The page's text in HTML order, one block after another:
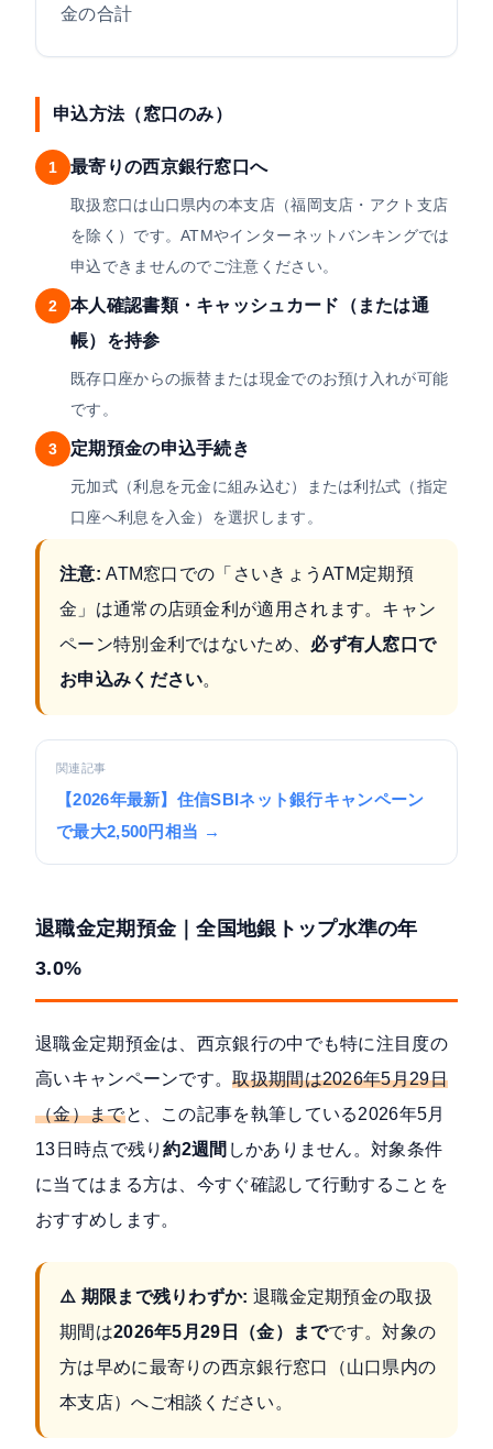
金の合計
申込方法（窓口のみ）
1 最寄りの西京銀行窓口へ
取扱窓口は山口県内の本支店（福岡支店・アクト支店
を除く）です。ATMやインターネットバンキングでは
申込できませんのでご注意ください。
2
本人確認書類・キャッシュカード（または通
帳）を持参
既存口座からの振替または現金でのお預け入れが可能
です。
3 定期預金の申込手続き
元加式（利息を元金に組み込む）または利払式（指定
口座へ利息を入金）を選択します。
注意: ATM窓口での「さいきょうATM定期預
金」は通常の店頭金利が適用されます。キャン
ペーン特別金利ではないため、 必ず有人窓口で
お申込みください。
関連記事
【2026年最新】住信SBIネット銀行キャンペーン
で最大2,500円相当 →
退職金定期預金｜全国地銀トップ水準の年
3.0%
退職金定期預金は、西京銀行の中でも特に注目度の
高いキャンペーンです。取扱期間は2026年5月29日
（金）までと、この記事を執筆している2026年5月
13日時点で残り約2週間 しかありません。対象条件
に当てはまる方は、今すぐ確認して行動することを
おすすめします。
⚠️ 期限まで残りわずか: 退職金定期預金の取扱
期間は2026年5月29日（金）までです。対象の
方は早めに最寄りの西京銀行窓口（山口県内の
本支店）へご相談ください。